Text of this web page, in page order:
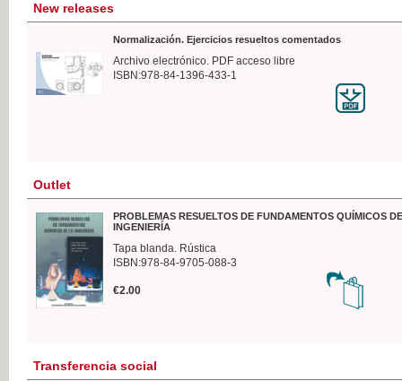
New releases
Normalización. Ejercicios resueltos comentados
Archivo electrónico. PDF acceso libre
ISBN:978-84-1396-433-1
Outlet
PROBLEMAS RESUELTOS DE FUNDAMENTOS QUÍMICOS
INGENIERÍA
Tapa blanda. Rústica
ISBN:978-84-9705-088-3
€2.00
Transferencia social